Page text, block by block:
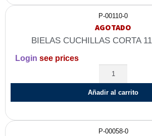
P-00110-0
AGOTADO
BIELAS CUCHILLAS CORTA
Login see prices
Añadir al carrito
P-00058-0